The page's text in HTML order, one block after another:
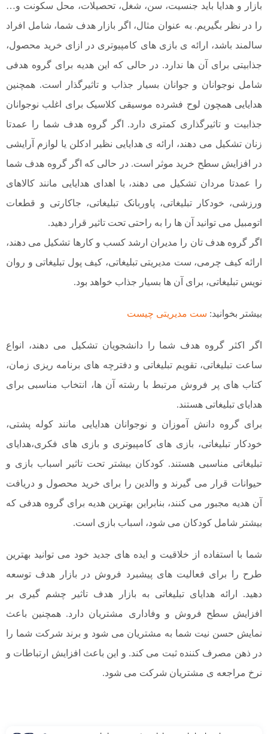
بازار و هدایا باید جنسیت، سن، شغل، تحصیلات، محل سکونت و…
را در نظر بگیریم. به عنوان مثال، اگر بازار هدف شما، شامل افراد
سالمند باشد، ارائه ی بازی های کامپیوتری در ازای خرید محصول،
جذابیتی برای آن ها ندارد. در حالی که این هدیه برای گروه هدفی
شامل نوجوانان و جوانان بسیار جذاب و تاثیرگذار است. همچنین
هدایایی همچون لوح فشرده موسیقی کلاسیک برای اغلب نوجوانان
جذابیت و تاثیرگذاری کمتری دارد. اگر گروه هدف شما را عمدتا
زنان تشکیل می دهند، ارائه ی هدایایی نظیر ادکلن یا لوازم آرایشی
در افزایش سطح خرید موثر است. در حالی که اگر گروه هدف شما
را عمدتا مردان تشکیل می دهند، با اهدای هدایایی مانند کالاهای
ورزشی، خودکار تبلیغاتی، پاوربانک تبلیغاتی، جاکارتی و قطعات
اتومبیل می توانید آن ها را به راحتی تحت تاثیر قرار دهید.
اگر گروه هدف تان را مدیران ارشد کسب و کارها تشکیل می دهند،
ارائه کیف چرمی، ست مدیریتی تبلیغاتی، کیف پول تبلیغاتی و روان
نویس تبلیغاتی، برای آن ها بسیار جذاب خواهد بود.
بیشتر بخوانید: ست مدیریتی چیست
اگر اکثر گروه هدف شما را دانشجویان تشکیل می دهند، انواع
ساعت تبلیغاتی، تقویم تبلیغاتی و دفترچه های برنامه ریزی زمان،
کتاب های پر فروش مرتبط با رشته آن ها، انتخاب مناسبی برای
هدایای تبلیغاتی هستند.
برای گروه دانش آموزان و نوجوانان هدایایی مانند کوله پشتی،
خودکار تبلیغاتی، بازی های کامپیوتری و بازی های فکری،هدایای
تبلیغاتی مناسبی هستند. کودکان بیشتر تحت تاثیر اسباب بازی و
حیوانات قرار می گیرند و والدین را برای خرید محصول و دریافت
آن هدیه مجبور می کنند، بنابراین بهترین هدیه برای گروه هدفی که
بیشتر شامل کودکان می شود، اسباب بازی است.
شما با استفاده از خلاقیت و ایده های جدید خود می توانید بهترین
طرح را برای فعالیت های پیشبرد فروش در بازار هدف توسعه
دهید. ارائه هدایای تبلیغاتی به بازار هدف تاثیر چشم گیری بر
افزایش سطح فروش و وفاداری مشتریان دارد. همچنین باعث
نمایش حسن نیت شما به مشتریان می شود و برند شرکت شما را
در ذهن مصرف کننده ثبت می کند. و این باعث افزایش ارتباطات و
نرخ مراجعه ی مشتریان شرکت می شود.